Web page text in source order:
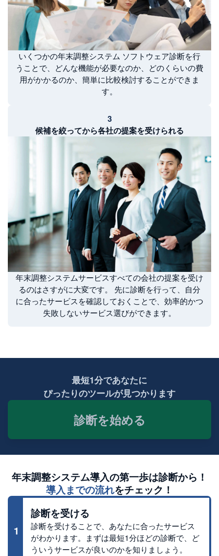
いくつかの年末調整システム ソフトウェア診断を行
うことで、どんな機能が必要なのか、どのくらいの費
用がかかるのか、簡単に比較検討することができま
す。
3
候補を絞ってから各社の提案を受けられる
年末調整システムサービスすべての会社の提案を受け
るのはさすがに大変です。 先に診断を行って、自分
に合ったサービスを確認しておくことで、効率的かつ
失敗しないサービス選びができます。
最短1分であなたに
ぴったりのツールが見つかります
診断を始める
年末調整システム導入の第一歩は診断から！
導入までの流れをチェック！
1
診断を受ける
診断を受けることで、あなたに合ったサービス
がわかります。まずは最短1分ほどの診断で、ど
ういうサービスが良いのかを知りましょう。